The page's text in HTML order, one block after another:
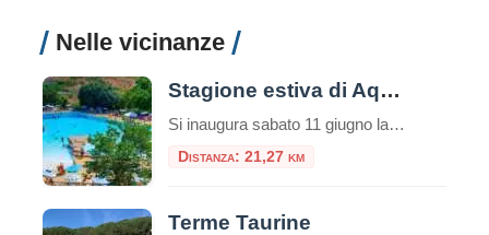
Nelle vicinanze
Stagione estiva di Aquafelix
Si inaugura sabato 11 giugno la nuova stagione di Aquafelix a Civitavecchia, il più grande Parco aquatico del Centro Italia, tra i 10 più belli nel Paese. Tante le attività in programma per una estate che si annuncia piena di eventi, con particolare attenzione alle famiglie e al divertimento dei bambini. Tra gli appuntamenti in […]
Distanza: 21,27 km
Terme Taurine